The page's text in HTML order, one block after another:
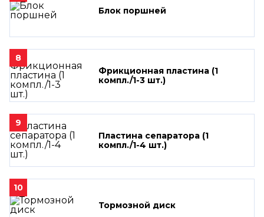
Блок поршней
8
Фрикционная пластина (1
компл./1-3 шт.)
9
Пластина сепаратора (1
компл./1-4 шт.)
10
Тормозной диск